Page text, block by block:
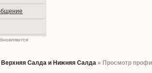
Салда и Нижняя Салда » Просмотр